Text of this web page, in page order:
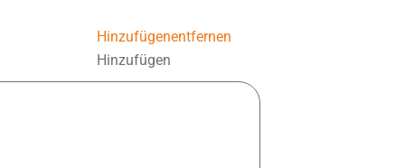
Hinzufügenentfernen
Hinzufügen